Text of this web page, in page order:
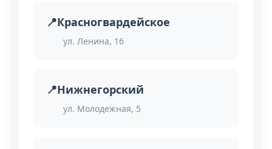
Красногвардейское
ул. Ленина, 16
Нижнегорский
ул. Молодежная, 5